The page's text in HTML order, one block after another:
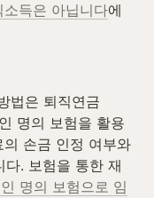
득은 아닙니다에
법은 퇴직연금
명의 보험을 활용
손금 인정 여부와
. 보험을 통한 재
명의 보험으로 임